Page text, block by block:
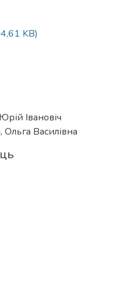
KB)
Івановіч
Ольга Василівна